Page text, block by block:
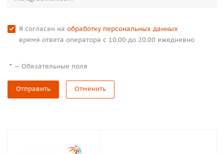
Я согласен на обработку персональных данных
время ответа оператора с 10.00 до 20.00 ежедневно
* — Обязательные поля
Отправить Отменить